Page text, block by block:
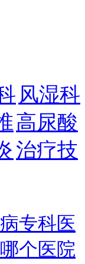
风湿科
高尿酸
治疗技
专科医
个医院